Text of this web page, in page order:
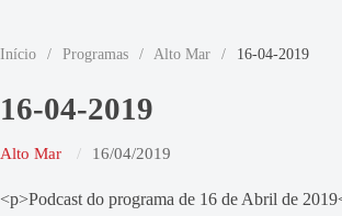
Início / Programas / Alto Mar / 16-04-2019
16-04-2019
Alto Mar 16/04/2019
<p>Podcast do programa de 16 de Abril de